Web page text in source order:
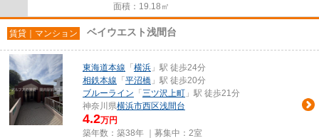
面積：19.18㎡
賃貸｜マンション ベイウエスト浅間台
東海道本線 「 横浜 」駅 徒歩24分
相鉄本線 「 平沼橋 」駅 徒歩20分
ブルーライン 「 三ツ沢上町 」駅 徒歩21分
神奈川県横浜市西区浅間台
4.2万円
築年数：築38年 ｜募集中： 2室